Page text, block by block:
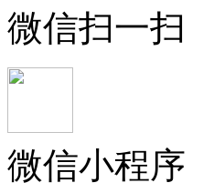
微信扫一扫
微信小程序